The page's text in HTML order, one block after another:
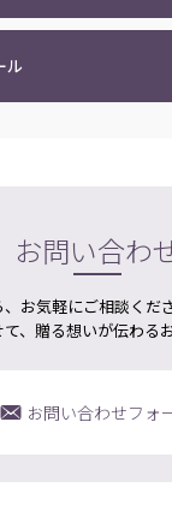
ル
お問い合わ
お気軽にご相談くだ
、贈る想いが伝わる
お問い合わせフォ